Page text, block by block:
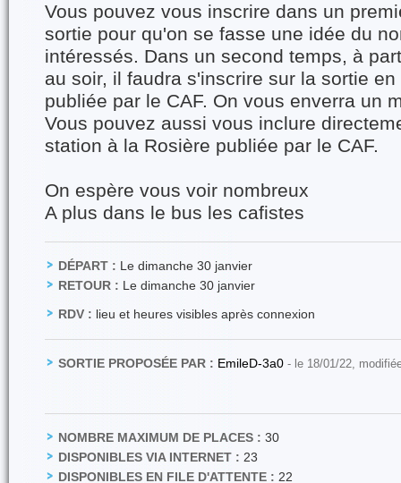
Vous pouvez vous inscrire dans un
sortie pour qu'on se fasse une idée du
intéressés. Dans un second temps, à
au soir, il faudra s'inscrire sur la sortie
publiée par le CAF. On vous enverra un
Vous pouvez aussi vous inclure
station à la Rosière publiée par le CAF.
On espère vous voir nombreux
A plus dans le bus les cafistes
DÉPART : Le dimanche 30 janvier
RETOUR : Le dimanche 30 janvier
RDV : lieu et heures visibles après connexion
SORTIE PROPOSÉE PAR : EmileD-3a0 - le 18/01/22,
NOMBRE MAXIMUM DE PLACES : 30
DISPONIBLES VIA INTERNET : 23
DISPONIBLES EN FILE D'ATTENTE : 22